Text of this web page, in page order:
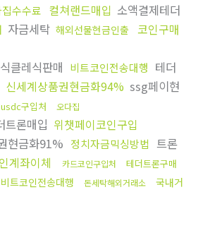
수수료 컬쳐랜드매입 소액결제테더
자금세탁 해외선물현금인출 코인구매
클레식판매 비트코인전송대행 테더
신세계상품권현금화94% ssg페이현
usdc구입처
오다집
트론매입 위챗페이코인구입
현금화91% 정치자금믹싱방법 트론
계좌이체 카드코인구입처
테더트론구매
비트코인전송대행 돈세탁해외거래소
국내거